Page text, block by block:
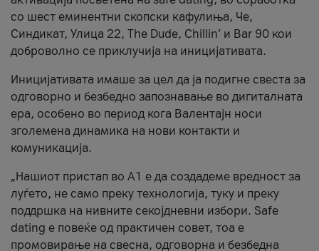
со шест еминентни скопски кафулиња, Че,
Синдикат, Улица 22, The Dude, Chillin’ и Bar 90 кои
доброволно се приклучија на иницијативата.
Иницијативата имаше за цел да ја подигне свеста за
одговорно и безбедно запознавање во дигиталната
ера, особено во период кога Валентајн носи
зголемена динамика на нови контакти и
комуникација.
„Нашиот пристап во А1 е да создадеме вредност за
луѓето, не само преку технологија, туку и преку
поддршка на нивните секојдневни избори. Safe
dating е повеќе од практичен совет, тоа е
промовирање на свесна, одговорна и безбедна